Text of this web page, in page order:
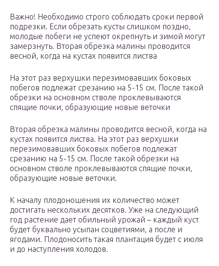
Важно! Необходимо строго соблюдать сроки первой
подрезки. Если обрезать кусты слишком поздно,
молодые побеги не успеют окрепнуть и зимой могут
замерзнуть. Вторая обрезка малины проводится
весной, когда на кустах появится листва
На этот раз верхушки перезимовавших боковых
побегов подлежат срезанию на 5-15 см. После такой
обрезки на основном стволе проклевываются
спящие почки, образующие новые веточки
Вторая обрезка малины проводится весной, когда на
кустах появится листва. На этот раз верхушки
перезимовавших боковых побегов подлежат
срезанию на 5-15 см. После такой обрезки на
основном стволе проклевываются спящие почки,
образующие новые веточки.
К началу плодоношения их количество может
достигать нескольких десятков. Уже на следующий
год растение дает обильный урожай – каждый куст
будет буквально усыпан соцветиями, а после и
ягодами. Плодоносить такая плантация будет с июля
и до наступления холодов.